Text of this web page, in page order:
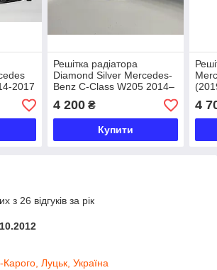
2017
Решітка радіатора
Diamond Silver Mercedes-
Benz C-Class W205 2014–
2018 під камеру
4 200₴
Купити
4
з 26 відгуків за рік
Луцьк, Україна